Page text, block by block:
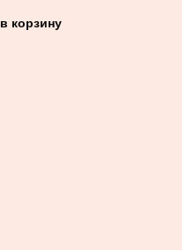
в корзину